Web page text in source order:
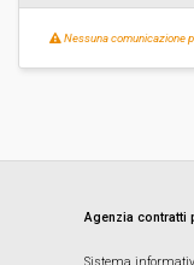
Nessuna comunicazione
Agenzia contratti